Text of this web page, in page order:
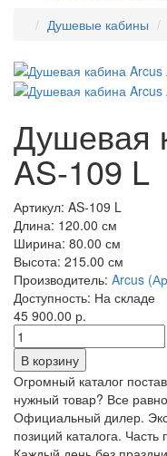
Душевые кабины
Душевая
AS-109 L
Артикул: AS-109 L
Длина: 120.00 см
Ширина: 80.00 см
Высота: 215.00 см
Производитель: Arcus
Доступность: На складе
45 900.00 р.
Огромный каталог
нужный товар? Все
Официальный дилер.
позиций каталога.